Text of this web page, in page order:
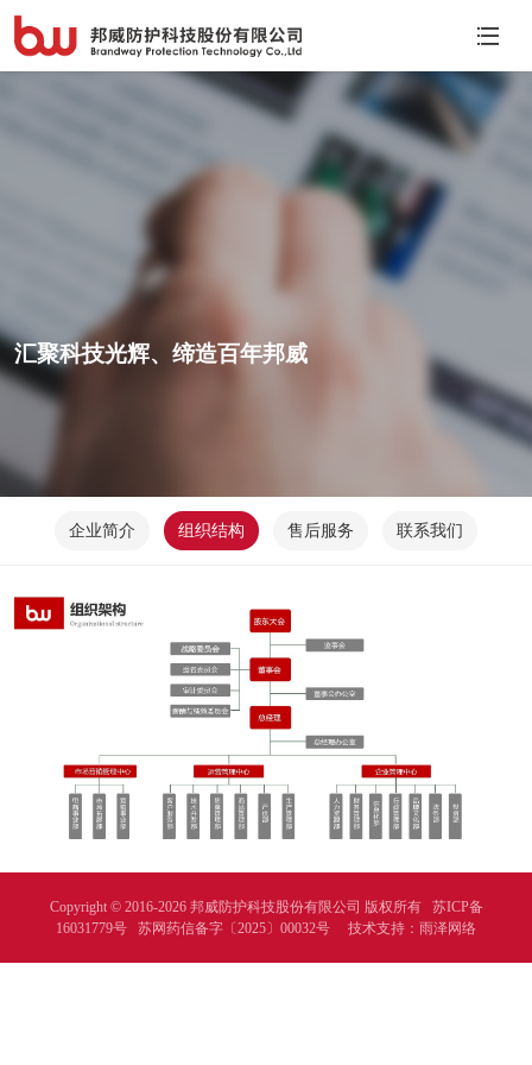
汇聚科技光辉、缔造百年邦威
企业简介 组织结构 售后服务 联系我们
Copyright © 2016-2026 邦威防护科技股份有限公司 版权所有 苏ICP备
16031779号
苏网药信备字〔2025〕00032号 技术支持： 雨泽网络